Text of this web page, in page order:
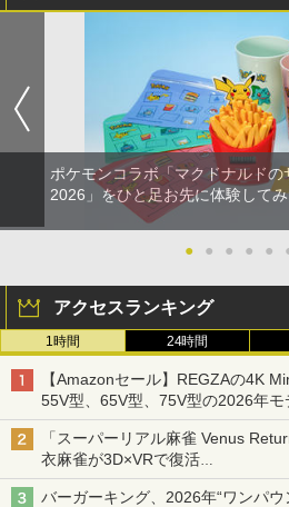
ポケモンコラボ「マクドナルド
2026」をひと足お先に体験して
● ● ● ● ●
アクセスランキング
1時間 24時間
【Amazonセール】REGZAの4K
55V型、65V型、75V型の2026年
「スーパーリアル麻雀 Venus
衣麻雀が3D×VRで復活
発売から2週間は20%オフになるセ
バーガーキング、2026年“ワンパ